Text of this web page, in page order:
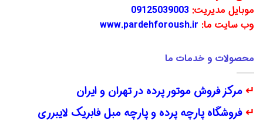
موبایل مدیریت: 09125039003
وب سایت ما: www.pardehforoush.ir
محصولات و خدمات ما
↵ مرکز فروش موتور پرده در تهران و ایران
↵ فروشگاه پارچه پرده و پارچه مبل فابریک لایبرری